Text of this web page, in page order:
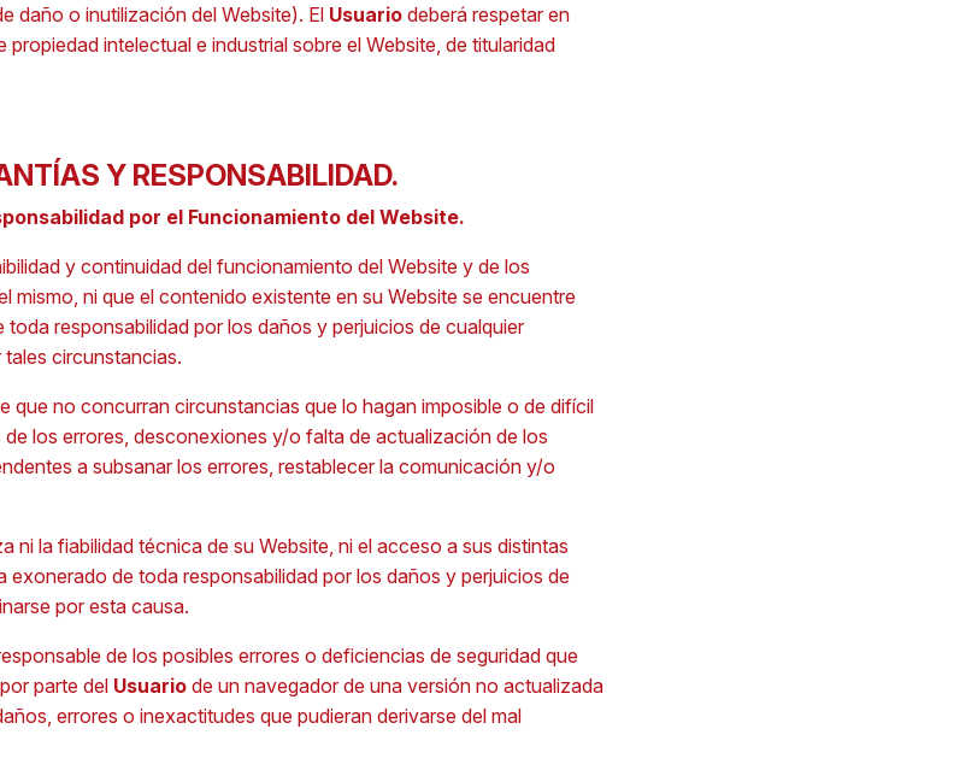
daño o inutilización del Website). El Usuariodeberá respetar en
intelectual e industrial sobre el Website, de titularidad
Y RESPONSABILIDAD.
por el Funcionamiento del Website.
y continuidad del funcionamiento del Website y de los
mismo, ni que el contenido existente en su Website se encuentre
responsabilidad por los daños y perjuicios de cualquier
circunstancias.
que no concurran circunstancias que lo hagan imposible o de difícil
los errores, desconexiones y/o falta de actualización de los
a subsanar los errores, restablecer la comunicación y/o
ni la fiabilidad técnica de su Website, ni el acceso a sus distintas
exonerado de toda responsabilidad por los daños y perjuicios de
por esta causa.
de los posibles errores o deficiencias de seguridad que
parte del Usuariode un navegador de una versión no actualizada
errores o inexactitudes que pudieran derivarse del mal